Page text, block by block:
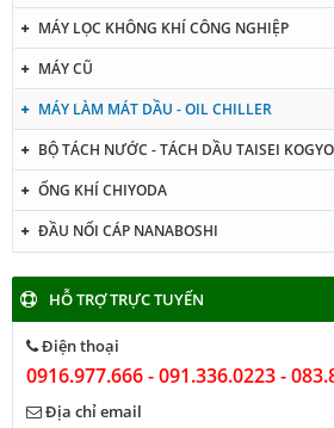
MÁY LỌC KHÔNG KHÍ CÔNG NGHIỆP
MÁY CŨ
MÁY LÀM MÁT DẦU - OIL CHILLER
BỘ TÁCH NƯỚC - TÁCH DẦU TAISEI KOGYO
ỐNG KHÍ CHIYODA
ĐẦU NỐI CÁP NANABOSHI
HỖ TRỢ TRỰC TUYẾN
Điện thoại
0916.977.666 - 091.336.0223 -
Địa chỉ email